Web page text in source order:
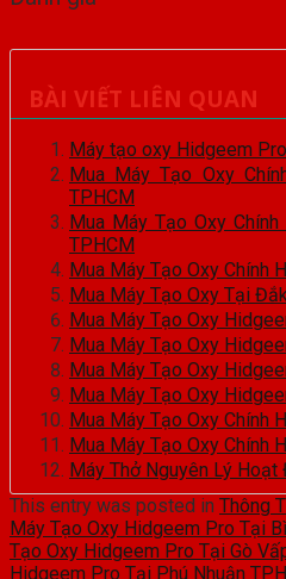
BÀI VIẾT LIÊN QUAN
Máy tạo oxy Hidgeem
Mua Máy Tạo Oxy
TPHCM
Mua Máy Tạo Oxy
TPHCM
Mua Máy Tạo Oxy Chính
Mua Máy Tạo Oxy Tại
Mua Máy Tạo Oxy
Mua Máy Tạo Oxy
Mua Máy Tạo Oxy
Mua Máy Tạo Oxy
Mua Máy Tạo Oxy Chính
Mua Máy Tạo Oxy Chính
Máy Thở Nguyên Lý
This entry was posted in Thông
Máy Tạo Oxy Hidgeem Pro Tại
Tạo Oxy Hidgeem Pro Tại Gò
Hidgeem Pro Tại Phú Nhuận